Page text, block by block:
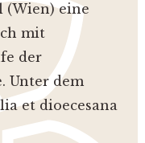
(Wien) eine
mit
der
Unter dem
et dioecesana